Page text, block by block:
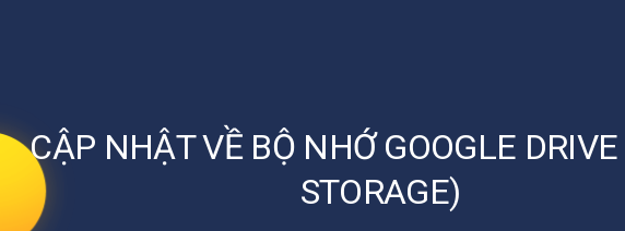
CẬP NHẬT VỀ BỘ NHỚ GOOGLE
STORAGE)